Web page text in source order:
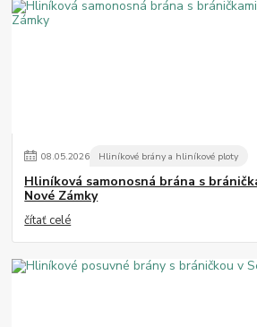
08.05.2026 Hliníkové brány a hliníkové ploty
Hliníková samonosná brána s
Nové Zámky
čítať celé